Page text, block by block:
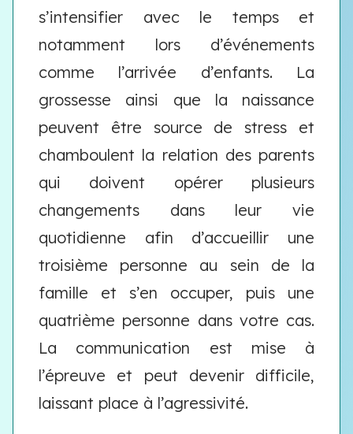
s’intensifier avec le temps et
notamment lors d’événements
comme l’arrivée d’enfants. La
grossesse ainsi que la naissance
peuvent être source de stress et
chamboulent la relation des parents
qui doivent opérer plusieurs
changements dans leur vie
quotidienne afin d’accueillir une
troisième personne au sein de la
famille et s’en occuper, puis une
quatrième personne dans votre cas.
La communication est mise à
l’épreuve et peut devenir difficile,
laissant place à l’agressivité.